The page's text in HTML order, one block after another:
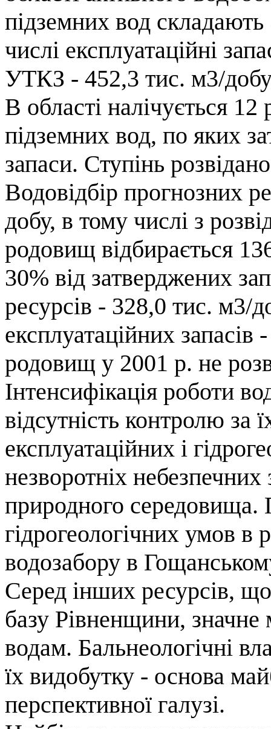
підземних вод
числі експлуатаційні
УТКЗ - 452,3 тис. м3/
В області налічується
підземних вод, по яких
запаси. Ступінь
Водовідбір прогнозних
добу, в тому числі з
родовищ відбирається
30% від затверджених
ресурсів - 328,0 тис. м3/
експлуатаційних
родовищ у 2001 р. не
Інтенсифікація роботи
відсутність контролю за
експлуатаційних і
незворотніх
природного середовища.
гідрогеологічних умов в
водозабору в
Серед інших ресурсів,
базу Рівненщини,
водам. Бальнеологічні
їх видобутку - основа
перспективної галузі.